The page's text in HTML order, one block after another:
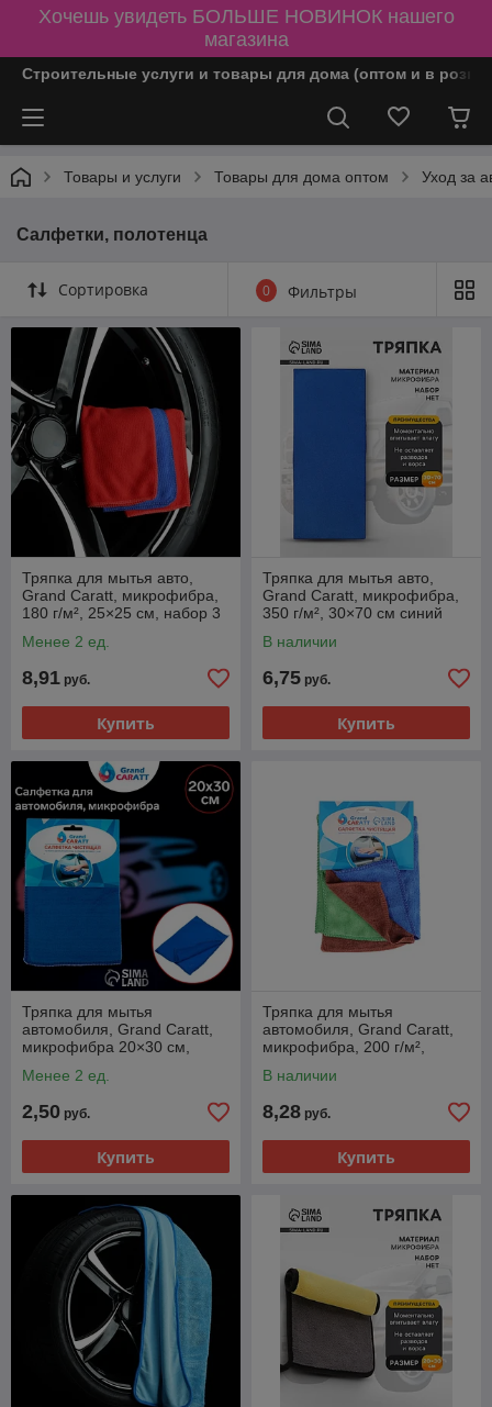
Хочешь увидеть БОЛЬШЕ НОВИНОК нашего
магазина
Строительные услуги и товары для дома (оптом и в
Товары и услуги Товары для дома оптом Уход за
Салфетки, полотенца
Сортировка 0 Фильтры
Тряпка для мытья авто,
Grand Caratt, микрофибра,
180 г/м², 25×25 см, набор 3
Менее 2 ед.
8,91 руб.
Купить
Тряпка для мытья авто,
Grand Caratt, микрофибра,
350 г/м², 30×70 см синий
В наличии
6,75 руб.
Купить
Тряпка для мытья
автомобиля, Grand Caratt,
микрофибра 20×30 см,
Менее 2 ед.
2,50 руб.
Купить
Тряпка для мытья
автомобиля, Grand Caratt,
микрофибра, 200 г/м²,
В наличии
8,28 руб.
Купить